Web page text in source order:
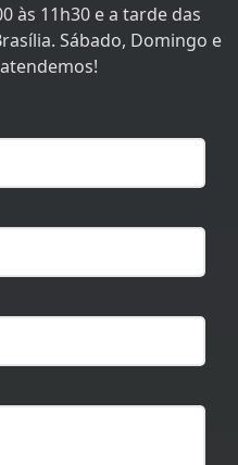
às 11h30 e a tarde das
Sábado, Domingo e